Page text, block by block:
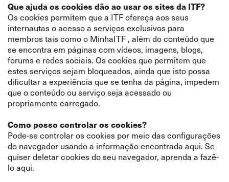
Que ajuda os cookies dão ao usar os sites da ITF?
Os cookies permitem que a ITF ofereça aos seus
internautas o acesso a serviços exclusivos para
membros tais como o MinhaITF , além do conteúdo que
se encontra em páginas com vídeos, imagens, blogs,
forums e redes sociais. Os cookies que permitem que
estes serviços sejam bloqueados, ainda que isto possa
dificultar a experiência que se tenha da página, impedem
que o conteúdo ou serviço seja acessado ou
propriamente carregado.
Como posso controlar os cookies?
Pode-se controlar os cookies por meio das configurações
do navegador usando a informação encontrada aqui. Se
quiser deletar cookies do seu navegador, aprenda a fazê-
loaqui.